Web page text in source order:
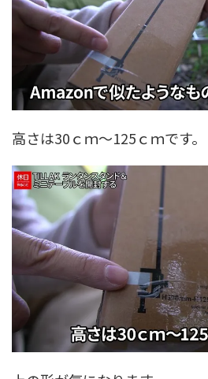
高さは30ｃｍ～125ｃｍです。